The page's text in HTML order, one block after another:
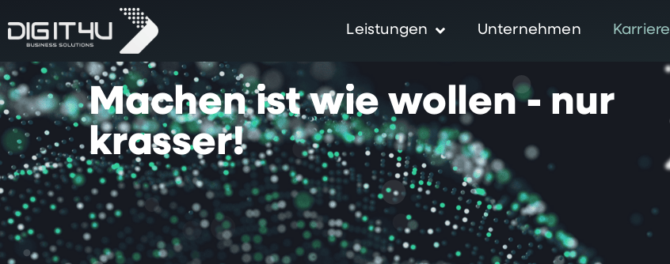
Leistungen Unternehmen Karriere
Machen ist wie wollen - nur
krasser!